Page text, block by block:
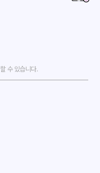
수 있습니다.